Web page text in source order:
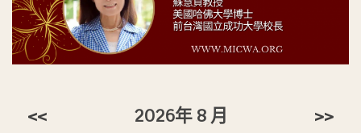
<< 2026年 8 月 >>